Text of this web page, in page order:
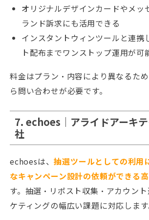
オリジナルデザインカードやメッ
ランド訴求にも活用できる
インスタントウィンツールと連携
ト配布までワンストップ運用が可
料金はプラン・内容により異なるた
ら問い合わせが必要です。
7. echoes｜アライドアーキ
社
echoesは、抽選ツールとしての利用
なキャンペーン設計の依頼ができる
す。抽選・リポスト収集・アカウン
ケティングの幅広い課題に対応します